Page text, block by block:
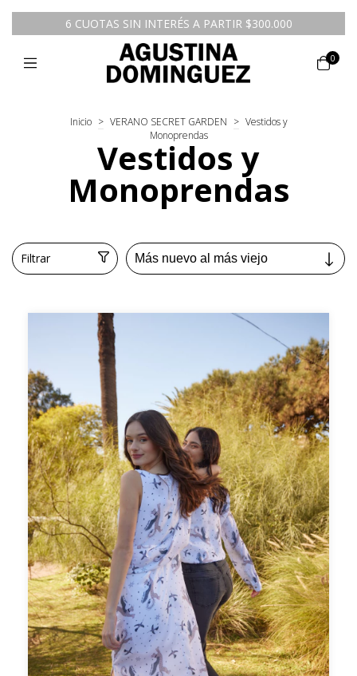
6 CUOTAS SIN INTERÉS A PARTIR $300.000
0
Inicio > VERANO SECRET GARDEN > Vestidos y
Monoprendas
Vestidos y
Monoprendas
Filtrar